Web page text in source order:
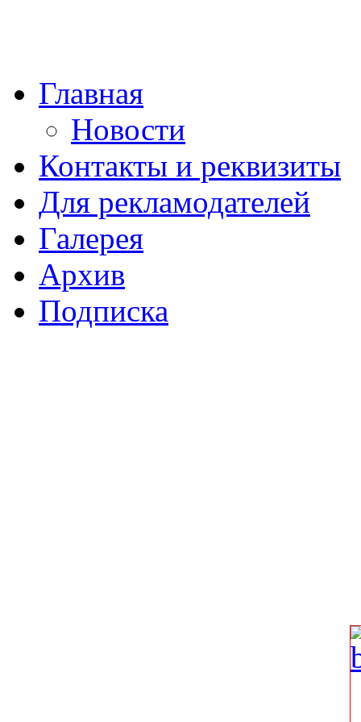
Главная
Новости
Контакты и реквизиты
Для рекламодателей
Галерея
Архив
Подписка